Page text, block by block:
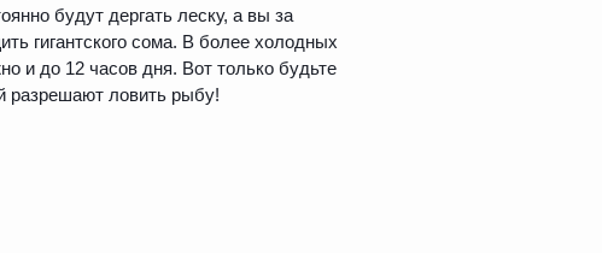
будут дергать леску, а вы за
гигантского сома. В более холодных
и до 12 часов дня. Вот только будьте
разрешают ловить рыбу!